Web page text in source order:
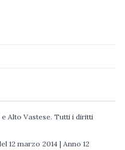
Alto Vastese. Tutti i diritti
12 marzo 2014 | Anno 12